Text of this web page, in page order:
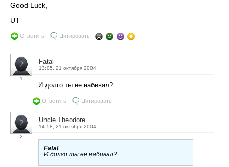
Good Luck,
UT
Ответить Цитировать
1
Fatal
13:05, 21 октября 2004
И долго ты ее набивал?
Ответить Цитировать
2
Uncle Theodore
14:58, 21 октября 2004
Fatal
И долго ты ее набивал?